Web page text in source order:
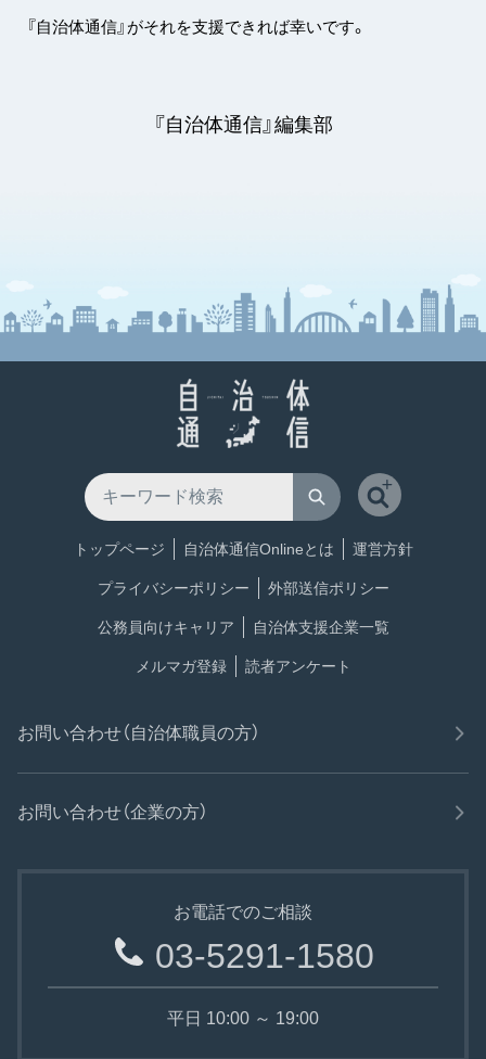
『自治体通信』がそれを支援できれば幸いです。
『自治体通信』編集部
トップページ 自治体通信Onlineとは 運営方針
プライバシーポリシー 外部送信ポリシー
公務員向けキャリア 自治体支援企業一覧
メルマガ登録 読者アンケート
お問い合わせ（自治体職員の方）
お問い合わせ（企業の方）
お電話でのご相談
03-5291-1580
平日 10:00 ～ 19:00